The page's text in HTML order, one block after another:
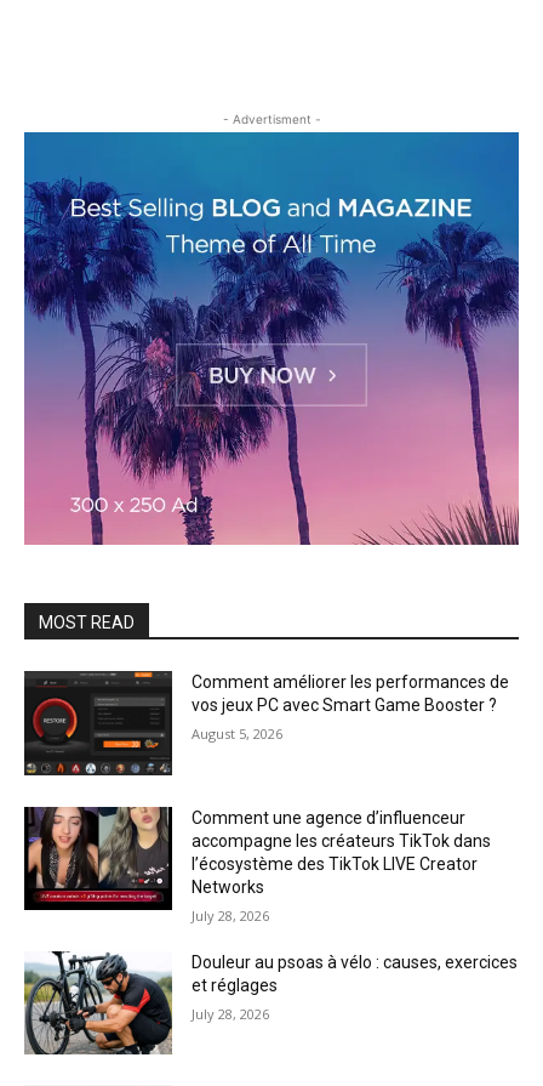
- Advertisment -
MOST READ
Comment améliorer les performances de
vos jeux PC avec Smart Game Booster ?
August 5, 2026
Comment une agence d’influenceur
accompagne les créateurs TikTok dans
l’écosystème des TikTok LIVE Creator
Networks
July 28, 2026
Douleur au psoas à vélo : causes, exercices
et réglages
July 28, 2026